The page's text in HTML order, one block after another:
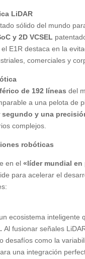
LiDAR
sólido del mundo
y 2D VCSEL
el E1R destaca en la
comerciales y
de 192 líneas del
a una pelota de
y una
complejos.
robóticas
en el«líder mundial
para acelerar el
ecosistema inteligente
Al fusionar señales
desafíos como la
una integración